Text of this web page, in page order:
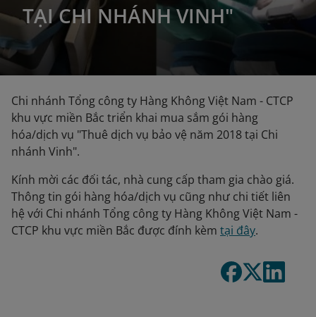
TẠI CHI NHÁNH VINH"
Chi nhánh Tổng công ty Hàng Không Việt Nam - CTCP
khu vực miền Bắc triển khai mua sắm gói hàng
hóa/dịch vụ "Thuê dịch vụ bảo vệ năm 2018 tại Chi
nhánh Vinh".
Kính mời các đối tác, nhà cung cấp tham gia chào giá.
Thông tin gói hàng hóa/dịch vụ cũng như chi tiết liên
hệ với Chi nhánh Tổng công ty Hàng Không Việt Nam -
CTCP khu vực miền Bắc được đính kèm tại đây.